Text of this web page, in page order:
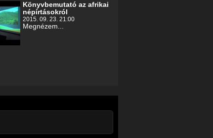
Könyvbemutató az afrikai
népírtásokról
2015. 09. 23. 21:00
Megnézem...